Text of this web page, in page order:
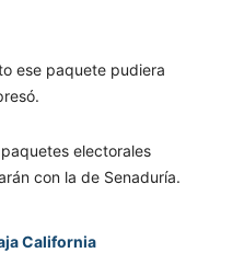
ese paquete pudiera
electorales
con la de Senaduría.
California